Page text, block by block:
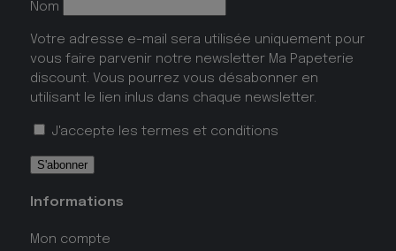
Nom
Votre adresse e-mail sera utilisée uniquement pour
vous faire parvenir notre newsletter Ma Papeterie
discount. Vous pourrez vous désabonner en
utilisant le lien inlus dans chaque newsletter.
J'accepte les termes et conditions
Informations
Mon compte